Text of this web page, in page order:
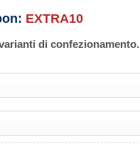
EXTRA10
di confezionamento.